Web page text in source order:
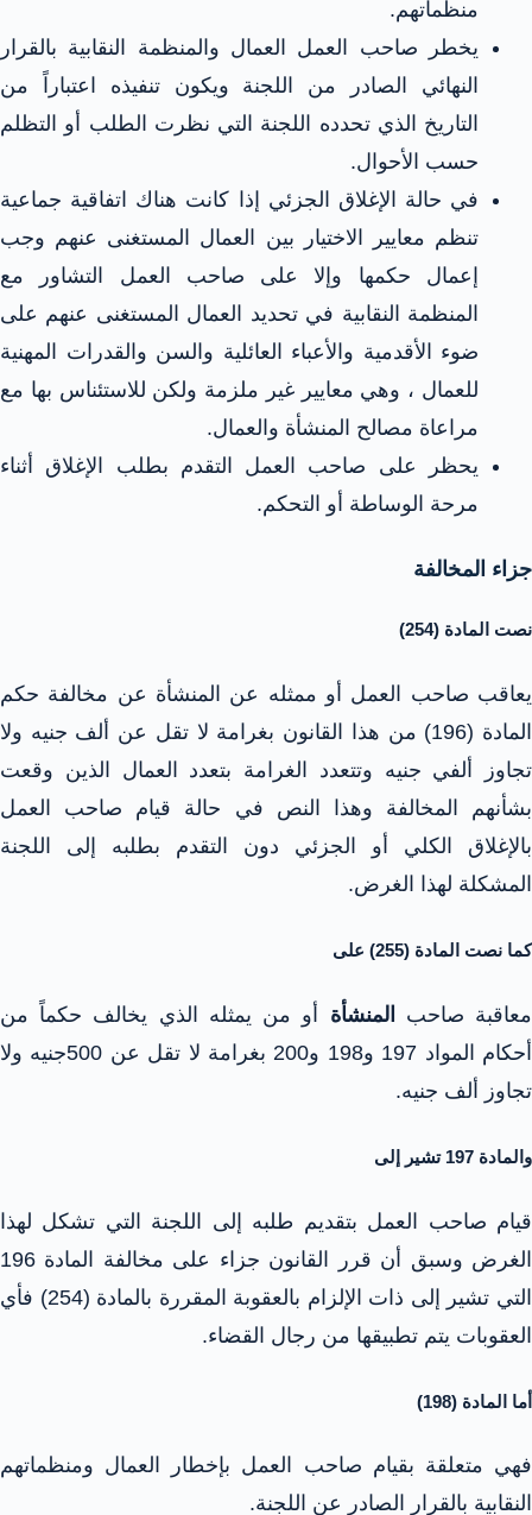
منظماتهم.
يخطر صاحب العمل العمال والمنظمة النقابية بالقرار
النهائي الصادر من اللجنة ويكون تنفيذه اعتباراً من
التاريخ الذي تحدده اللجنة التي نظرت الطلب أو التظلم
حسب الأحوال.
في حالة الإغلاق الجزئي إذا كانت هناك اتفاقية جماعية
تنظم معايير الاختيار بين العمال المستغنى عنهم وجب
إعمال حكمها وإلا على صاحب العمل التشاور مع
المنظمة النقابية في تحديد العمال المستغنى عنهم على
ضوء الأقدمية والأعباء العائلية والسن والقدرات المهنية
للعمال ، وهي معايير غير ملزمة ولكن للاستئناس بها مع
مراعاة مصالح المنشأة والعمال.
يحظر على صاحب العمل التقدم بطلب الإغلاق أثناء
مرحة الوساطة أو التحكم.
جزاء المخالفة
نصت المادة (254)
يعاقب صاحب العمل أو ممثله عن المنشأة عن مخالفة حكم
المادة (196) من هذا القانون بغرامة لا تقل عن ألف جنيه ولا
تجاوز ألفي جنيه وتتعدد الغرامة بتعدد العمال الذين وقعت
بشأنهم المخالفة وهذا النص في حالة قيام صاحب العمل
بالإغلاق الكلي أو الجزئي دون التقدم بطلبه إلى اللجنة
المشكلة لهذا الغرض.
كما نصت المادة (255) على
معاقبة صاحب المنشأة أو من يمثله الذي يخالف حكماً من
أحكام المواد 197 و198 و200 بغرامة لا تقل عن 500جنيه ولا
تجاوز ألف جنيه.
والمادة 197 تشير إلى
قيام صاحب العمل بتقديم طلبه إلى اللجنة التي تشكل لهذا
الغرض وسبق أن قرر القانون جزاء على مخالفة المادة 196
التي تشير إلى ذات الإلزام بالعقوبة المقررة بالمادة (254) فأي
العقوبات يتم تطبيقها من رجال القضاء.
أما المادة (198)
فهي متعلقة بقيام صاحب العمل بإخطار العمال ومنظماتهم
النقابية بالقرار الصادر عن اللجنة.